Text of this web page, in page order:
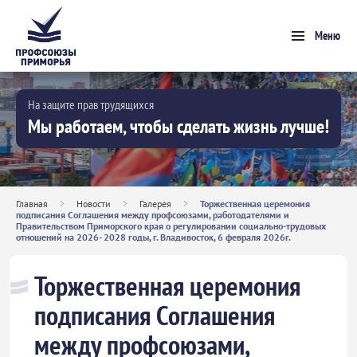
Меню
На защите прав трудящихся
Мы работаем, чтобы сделать жизнь лучше!
Главная > Новости > Галерея >
Торжественная церемония
подписания Соглашения между профсоюзами, работодателями и
Правительством Приморского края о регулировании социально-трудовых
отношений на 2026- 2028 годы, г. Владивосток, 6 февраля 2026г.
Торжественная церемония
подписания Соглашения
между профсоюзами,